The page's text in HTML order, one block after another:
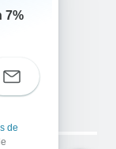
7%
de